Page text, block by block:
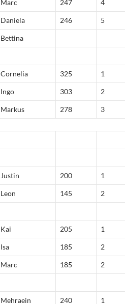
Marc 247 4
Daniela 246 5
Bettina
Cornelia 325 1
Ingo 303 2
Markus 278 3
Justin 200 1
Leon 145 2
Kai 205 1
Isa 185 2
Marc 185 2
Mehraein 240 1